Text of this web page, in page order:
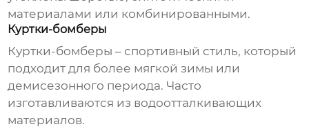
материалами или комбинированными.
Куртки-бомберы
Куртки-бомберы – спортивный стиль, который
подходит для более мягкой зимы или
демисезонного периода. Часто
изготавливаются из водоотталкивающих
материалов.